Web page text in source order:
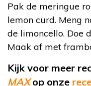
Pak de meringue
lemon curd. Meng
de limoncello. Doe
Maak af met
Kijk voor meer
MAX op onze